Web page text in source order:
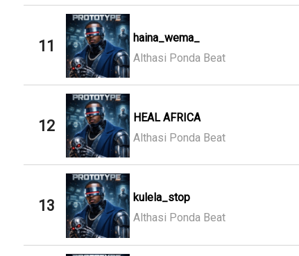
11
haina_wema_
Althasi Ponda Beat
12
HEAL AFRICA
Althasi Ponda Beat
13
kulela_stop
Althasi Ponda Beat